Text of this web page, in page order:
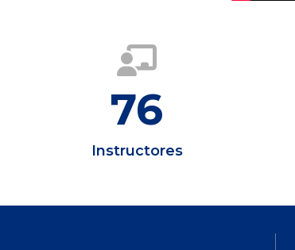
76
Instructores